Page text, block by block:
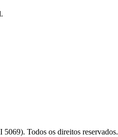
Todos os direitos reservados.